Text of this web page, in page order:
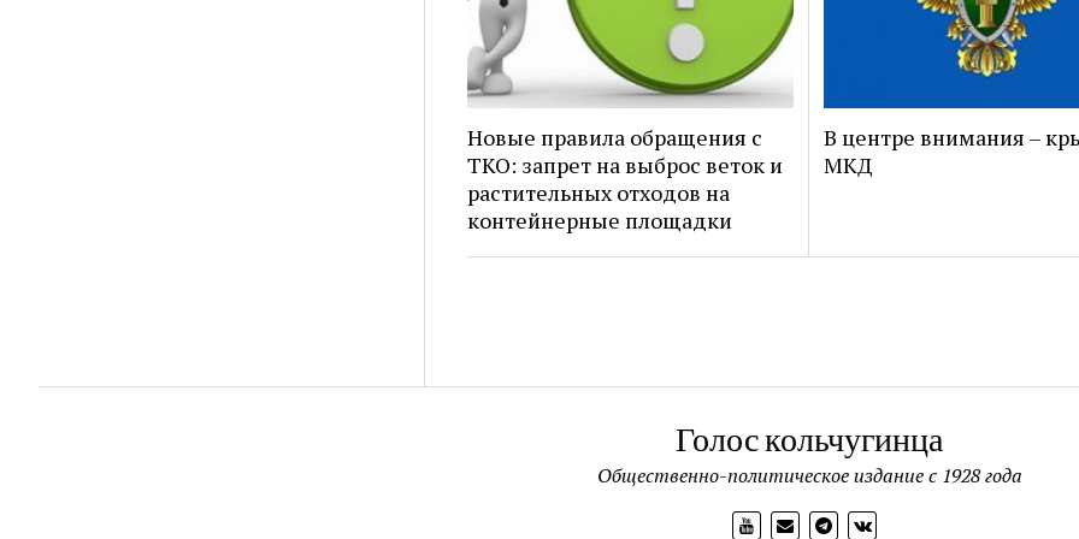
Новые правила обращения с
ТКО: запрет на выброс веток и
растительных отходов на
контейнерные площадки
В центре внимания –
МКД
Голос кольчугинца
Общественно-политическое издание с 1928 года